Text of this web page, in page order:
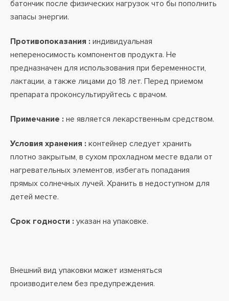
батончик после физических нагрузок что бы пополнить
запасы энергии.
Противопоказания : индивидуальная
непереносимость компонентов продукта. Не
предназначен для использования при беременности,
лактации, а также лицами до 18 лет. Перед приемом
препарата проконсультируйтесь с врачом.
Примечание : не является лекарственным средством.
Условия хранения : контейнер следует хранить
плотно закрытым, в сухом прохладном месте вдали от
нагревательных элементов, избегать попадания
прямых солнечных лучей. Хранить в недоступном для
детей месте.
Срок годности : указан на упаковке.
Внешний вид упаковки может изменяться
производителем без предупреждения.